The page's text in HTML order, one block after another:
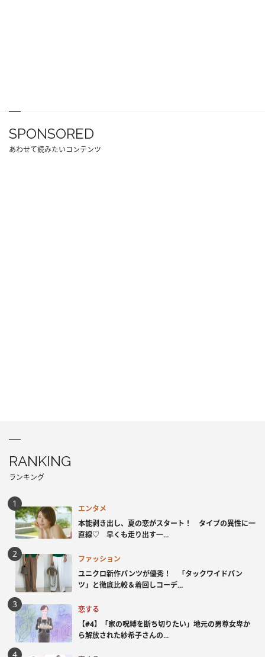
SPONSORED
あわせて読みたいコンテンツ
RANKING
ランキング
エンタメ
本能剥き出し、夏の恋がスタート！ タイプの異性に一
直線♡ 早くも走り出す一...
ファッション
ユニクロ新作パンツが優秀！ 「タックワイドパン
ツ」と徹底比較＆着回しコーデ...
恋する
【#4】「家の呪縛を断ち切りたい」地元の男尊女卑か
ら解放された紗希子さんの...